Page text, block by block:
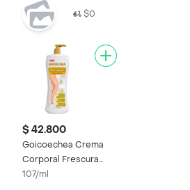
$0
$ 42.800
Goicoechea Crema
Corporal Frescura
Arica y Manzanilla
107/ml